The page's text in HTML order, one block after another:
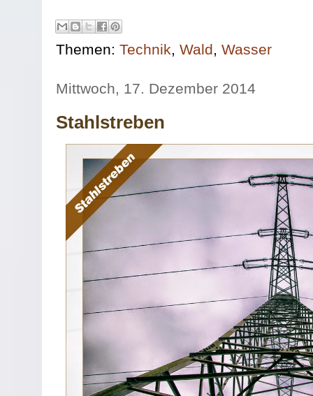
Themen: Technik, Wald, Wasser
Mittwoch, 17. Dezember 2014
Stahlstreben